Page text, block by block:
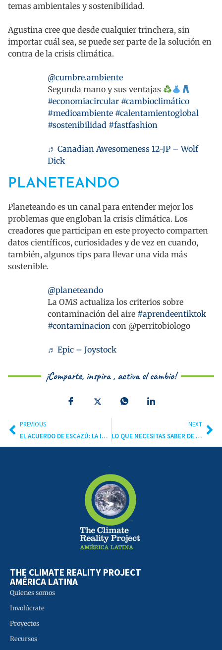
temas ambientales y sostenibilidad.
Agustina cree que desde cualquier trinchera, sin
importar cuál sea, se puede ser parte de la solución en
contra de la crisis climática.
@cumbre.ambiente
Segunda mano y sus ventajas
#economiacircular #cambioclimático
#medioambiente #calentamientoglobal
#sostenibilidad #fastfashion
♬ Canadian Awesomeness 12-JP – Wolf
Dick
PLANETEANDO
Planeteando es un canal para entender mejor los
problemas que engloban la crisis climática. Los
creadores que participan en este proyecto comparten
datos científicos, curiosidades y de vez en cuando,
también, algunos tips para llevar una vida más
sostenible.
@planeteando
La OMS actualiza los criterios sobre
contaminación del aire #aprendeentiktok
#contaminacion con @perritobiologo
♬ Epic – Joystock
¡Comparte, inspira , activa el cambio!
PREVIOUS
EL ACUERDO DE ESCAZÚ: LA INICIATIVA QUE PRETENDE SALVAR A MÉXICO Y LATINOAMÉRICA DEL DESASTRE ECOLÓGICO
NEXT
LO QUE NECESITAS SABER DE LA COP27: LA CONFERENCIA GLOBAL MÁS IMPORTANTE PARA ENFRENTAR LA CRISIS CLIMÁTICA
THE CLIMATE REALITY PROJECT
AMÉRICA LATINA
Quienes somos
Involúcrate
Proyectos
Recursos